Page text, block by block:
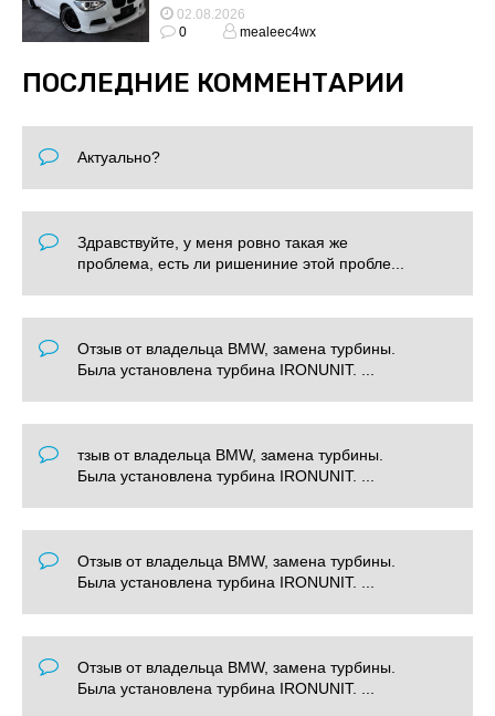
02.08.2026
0
mealeec4wx
ПОСЛЕДНИЕ КОММЕНТАРИИ
Актуально?
Здравствуйте, у меня ровно такая же
проблема, есть ли ришениние этой пробле...
Отзыв от владельца BMW, замена турбины.
Была установлена турбина IRONUNIT. ...
тзыв от владельца BMW, замена турбины.
Была установлена турбина IRONUNIT. ...
Отзыв от владельца BMW, замена турбины.
Была установлена турбина IRONUNIT. ...
Отзыв от владельца BMW, замена турбины.
Была установлена турбина IRONUNIT. ...